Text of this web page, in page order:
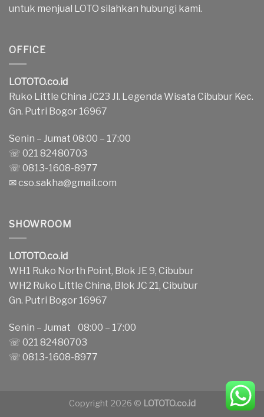
untuk menjual LOTO silahkan hubungi kami.
OFFICE
LOTOTO.co.id
Ruko Little China JC23 Jl. Legenda Wisata Cibubur Kec.
Gn. Putri Bogor 16967
Senin – Jumat 08:00 – 17:00
☏ 021 82480703
☏ 0813-1608-8977
✉cso.sakha@gmail.com
SHOWROOM
LOTOTO.co.id
WH1 Ruko North Point, Blok JE 9, Cibubur
WH2 Ruko Little China, Blok JC 21, Cibubur
Gn. Putri Bogor 16967
Senin – Jumat 08:00 – 17:00
☏ 021 82480703
☏ 0813-1608-8977
Copyright 2026 © LOTOTO.co.id